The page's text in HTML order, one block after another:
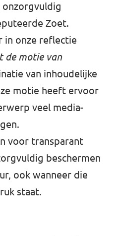
Zoet.
in onze reflectie
de motie van
van inhoudelijke
motie heeft ervoor
veel media-
voor transparant
beschermen
ook wanneer die
staat.